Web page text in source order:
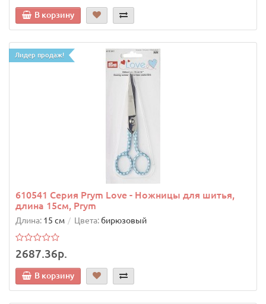
В корзину
Лидер продаж!
610541 Серия Prym Love - Ножницы для шитья,
длина 15см, Prym
Длина: 15 см Цвета: бирюзовый
2687.36р.
В корзину